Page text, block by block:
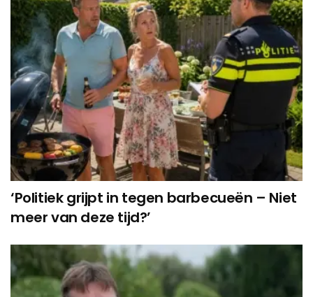
‘Politiek grijpt in tegen barbecueën – Niet
meer van deze tijd?’